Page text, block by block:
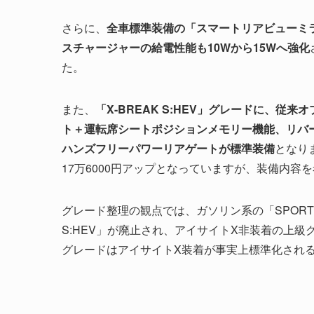
さらに、 全車標準装備の「スマートリアビューミ
スチャージャーの給電性能も10Wから15Wへ強化
た。
また、
「X-BREAK S:HEV」グレードに、従来
ト＋運転席シートポジションメモリー機能、リ
ハンズフリーパワーリアゲートが標準装備となり
17万6000円アップとなっていますが、装備内容
グレード整理の観点では、ガソリン系の「
S:HEV」が廃止され、アイサイトX非装着の上級
グレードはアイサイトX装着が事実上標準化され